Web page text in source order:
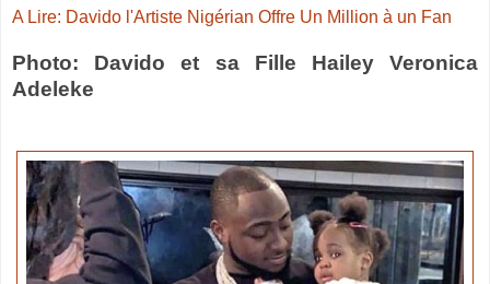
A Lire: Davido l'Artiste Nigérian Offre Un Million à un Fan
Photo: Davido et sa Fille Hailey Veronica
Adeleke